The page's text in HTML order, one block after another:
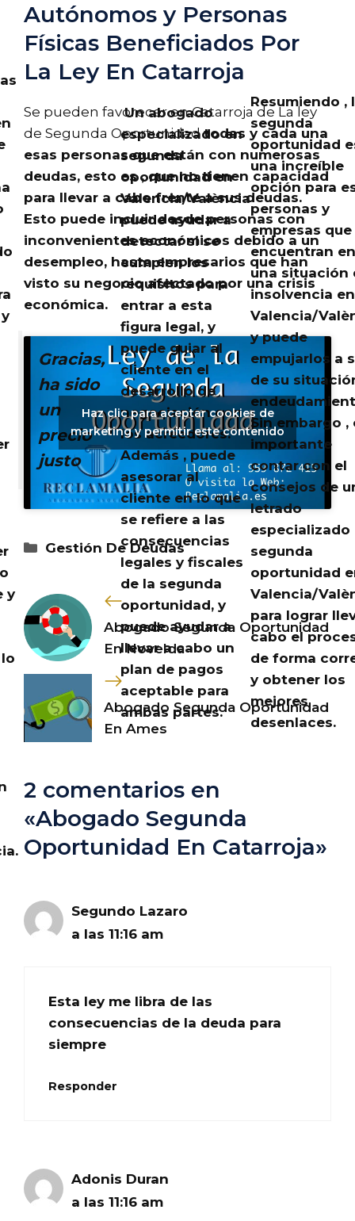
Autónomos y Personas
Físicas Beneficiados Por
La Ley En Catarroja
Se pueden favorecer en Catarroja de La ley
de Segunda Oportunidadtodas y cada una
esas personas que están con numerosas
deudas, esto es ,que no tienen capacidad
para llevar a cabo frente a sus deudas.
Esto puede incluir desde personas con
inconvenientes económicos debido a un
desempleo, hasta empresarios que han
visto su negocio afectado por una crisis
económica.
y
Gracias,
ha sido
un
precio
justo
Un abogado
especializado en
segunda
oportunidad en
Valencia/València
puede ayudar a
detectar si se
cumplen los
requisitos para
entrar a esta
figura legal, y
puede guiar al
cliente en el
desarrollo de
negociación con
los acreedores.
Además , puede
asesorar al
cliente en lo que
se refiere a las
consecuencias
legales y fiscales
de la segunda
oportunidad, y
puede ayudar a
llevar a cabo un
plan de pagos
aceptable para
ambas partes.
Resumiendo ,
segunda
oportunidad
una increíble
opción para
personas y
empresas que
encuentran en
una situación
insolvencia en
Valencia/
y puede
empujarlos a
de su
Sin embargo ,
importante
contar con el
consejos de
letrado
especializado
segunda
oportunidad
Valencia/
para lograr
cabo el
de forma
y obtener los
mejores
desenlaces.
Haz clic para aceptar cookies de
marketing y permitir este contenido
Categorías
Gestión De Deudas
Abogado Segunda Oportunidad
En Novelda
Abogado Segunda Oportunidad
En Ames
2 comentarios en
«Abogado Segunda
Oportunidad En Catarroja»
Segundo Lazaro
a las 11:16 am
Esta ley me libra de las
consecuencias de la deuda para
siempre
Responder
Adonis Duran
a las 11:16 am